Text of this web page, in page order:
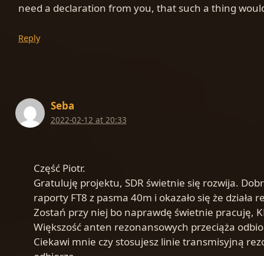
need a declaration from you, that such a thing
Reply
Seba
2022-02-12 at 20:33
Część Piotr.
Gratuluję projektu, SDR świetnie się rozwija.
raporty FT8 z pasma 40m i okazało się że
Zostań przy niej bo naprawdę świetnie pracuję,
Większość anten rezonansowych przeciąża
Ciekawi mnie czy stosujesz linie transmisyjną